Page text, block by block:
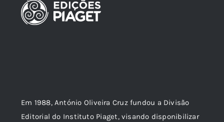
Em 1988, António Oliveira Cruz fundou a Divisão
Editorial do Instituto Piaget, visando disponibilizar